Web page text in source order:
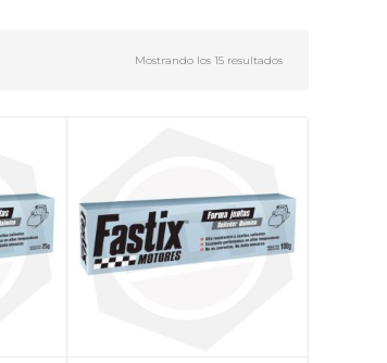
Mostrando los 15 resultados